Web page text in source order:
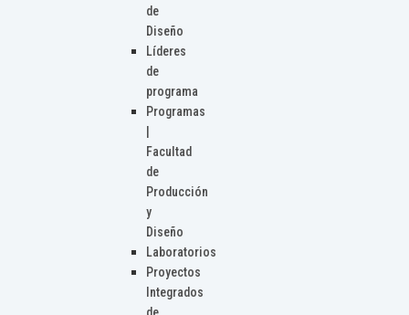
de
Diseño
Líderes
de
programa
Programas
Facultad
de
Producción
y
Diseño
Laboratorios
Proyectos
Integrados